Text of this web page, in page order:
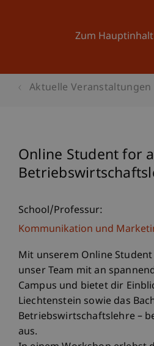
Zum
Aktuelle Veranstaltungen
Online Student for
School/Professur:
Kommunikation und
Mit unserem Online
unser Team mit an
Campus und bietet dir
Liechtenstein sowie das
Betriebswirtschaftslehre –
aus.